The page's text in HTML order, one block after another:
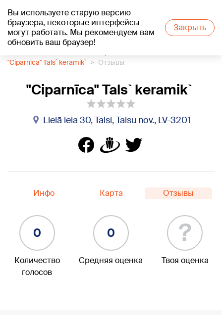
Вы используете старую версию
браузера, некоторые интерфейсы
могут работать. Мы рекомендуем вам
обновить ваш браузер!
Закрыть
+23°C
"Ciparnīca" Tals` keramik`
Отзывы
"Ciparnīca" Tals` keramik`
Lielā iela 30, Talsi, Talsu nov., LV-3201
Инфо Карта Отзывы
0
Количество
голосов
0
Средняя оценка
?
Твоя оценка